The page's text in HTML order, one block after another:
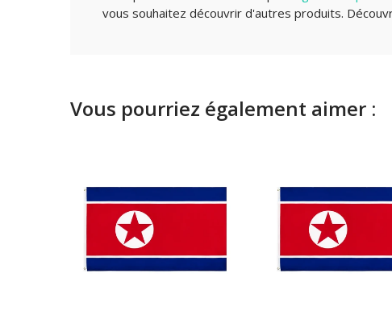
vous souhaitez découvrir d'autres produits.
Vous pourriez également aimer :